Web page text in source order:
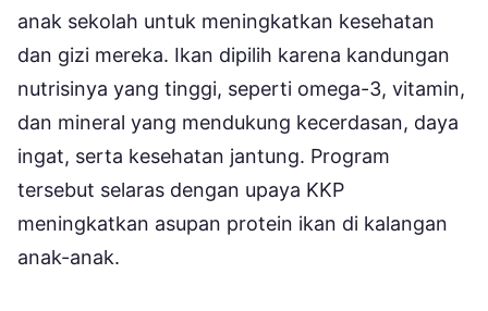
anak sekolah untuk meningkatkan kesehatan
dan gizi mereka. Ikan dipilih karena kandungan
nutrisinya yang tinggi, seperti omega-3, vitamin,
dan mineral yang mendukung kecerdasan, daya
ingat, serta kesehatan jantung. Program
tersebut selaras dengan upaya KKP
meningkatkan asupan protein ikan di kalangan
anak-anak.